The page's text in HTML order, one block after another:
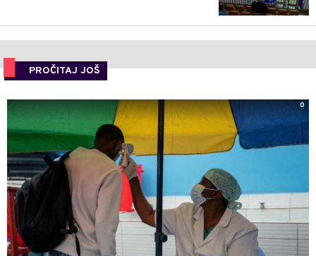
PROČITAJ JOŠ
0